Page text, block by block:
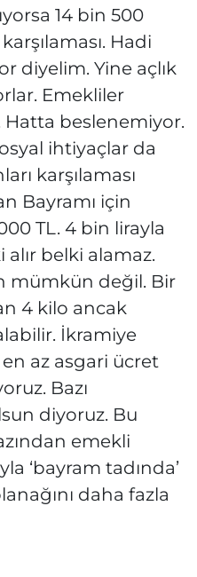
14 bin 500
Hadi
diyelim. Yine açlık
Emekliler
Hatta beslenemiyor.
ihtiyaçlar da
karşılaması
Bayramı için
TL. 4 bin lirayla
belki alamaz.
mümkün değil. Bir
4 kilo ancak
İkramiye
az asgari ücret
Bazı
diyoruz. Bu
emekli
‘bayram tadında’
daha fazla